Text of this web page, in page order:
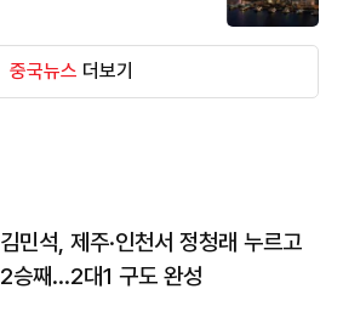
중국뉴스 더보기
김민석, 제주·인천서 정청래 누르고
2승째…2대1 구도 완성